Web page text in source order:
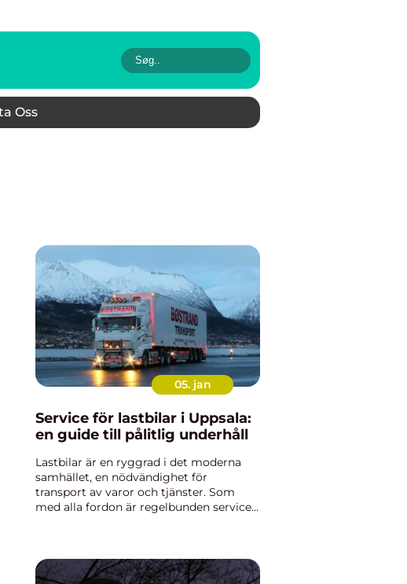
Oss
05. jan
Service för lastbilar i Uppsala:
en guide till pålitlig underhåll
Lastbilar är en ryggrad i det moderna
samhället, en nödvändighet för
transport av varor och tjänster. Som
med alla fordon är regelbunden service